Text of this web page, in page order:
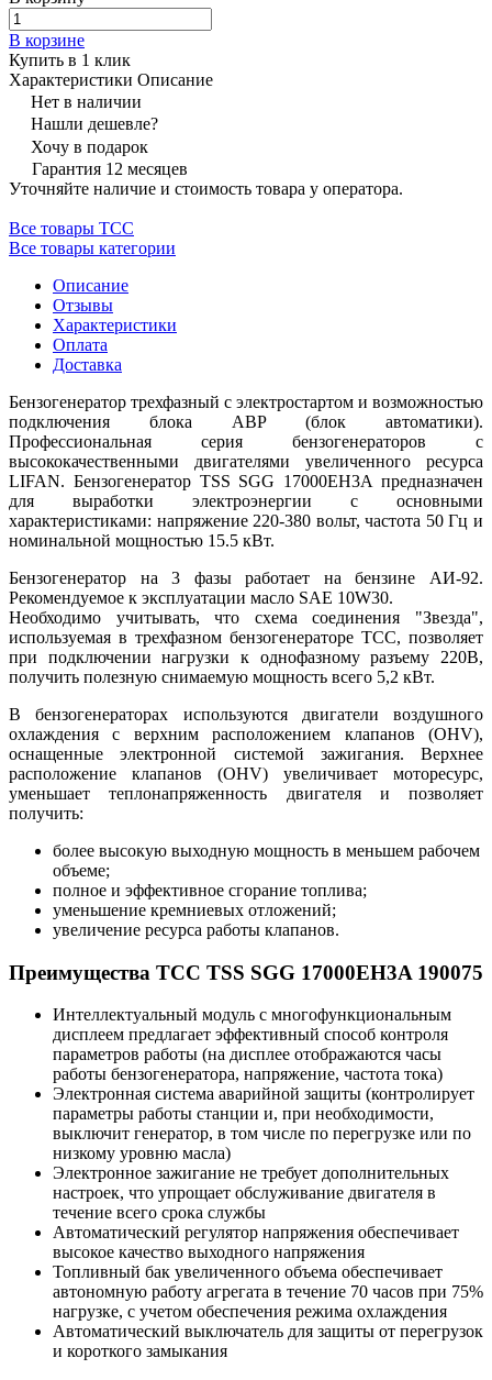
В корзине
Купить в 1 клик
Характеристики Описание
Нет в наличии
Нашли дешевле?
Хочу в подарок
Гарантия 12 месяцев
Уточняйте наличие и стоимость товара у оператора.
Все товары ТСС
Все товары категории
Описание
Отзывы
Характеристики
Оплата
Доставка
Бензогенератор трехфазный с электростартом и возможностью
подключения блока АВР (блок автоматики).
Профессиональная серия бензогенераторов с
высококачественными двигателями увеличенного ресурса
LIFAN. Бензогенератор TSS SGG 17000EH3A предназначен
для выработки электроэнергии с основными
характеристиками: напряжение 220-380 вольт, частота 50 Гц и
номинальной мощностью 15.5 кВт.
Бензогенератор на 3 фазы работает на бензине АИ-92.
Рекомендуемое к эксплуатации масло SAE 10W30.
Необходимо учитывать, что схема соединения "Звезда",
используемая в трехфазном бензогенераторе ТСС, позволяет
при подключении нагрузки к однофазному разъему 220В,
получить полезную снимаемую мощность всего 5,2 кВт.
В бензогенераторах используются двигатели воздушного
охлаждения с верхним расположением клапанов (OHV),
оснащенные электронной системой зажигания. Верхнее
расположение клапанов (OHV) увеличивает моторесурс,
уменьшает теплонапряженность двигателя и позволяет
получить:
более высокую выходную мощность в меньшем рабочем
объеме;
полное и эффективное сгорание топлива;
уменьшение кремниевых отложений;
увеличение ресурса работы клапанов.
Преимущества ТСС TSS SGG 17000EH3A 190075
Интеллектуальный модуль с многофункциональным
дисплеем предлагает эффективный способ контроля
параметров работы (на дисплее отображаются часы
работы бензогенератора, напряжение, частота тока)
Электронная система аварийной защиты (контролирует
параметры работы станции и, при необходимости,
выключит генератор, в том числе по перегрузке или по
низкому уровню масла)
Электронное зажигание не требует дополнительных
настроек, что упрощает обслуживание двигателя в
течение всего срока службы
Автоматический регулятор напряжения обеспечивает
высокое качество выходного напряжения
Топливный бак увеличенного объема обеспечивает
автономную работу агрегата в течение 70 часов при 75%
нагрузке, с учетом обеспечения режима охлаждения
Автоматический выключатель для защиты от перегрузок
и короткого замыкания